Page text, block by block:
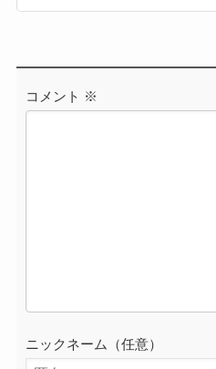
コメント ※
ニックネーム（任意）